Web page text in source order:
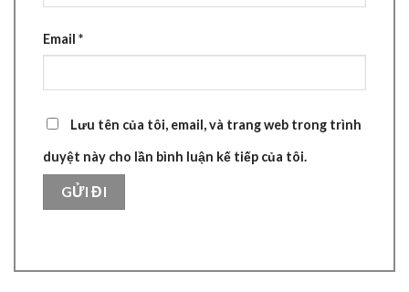
Email *
Lưu tên của tôi, email, và trang web trong trình
duyệt này cho lần bình luận kế tiếp của tôi.